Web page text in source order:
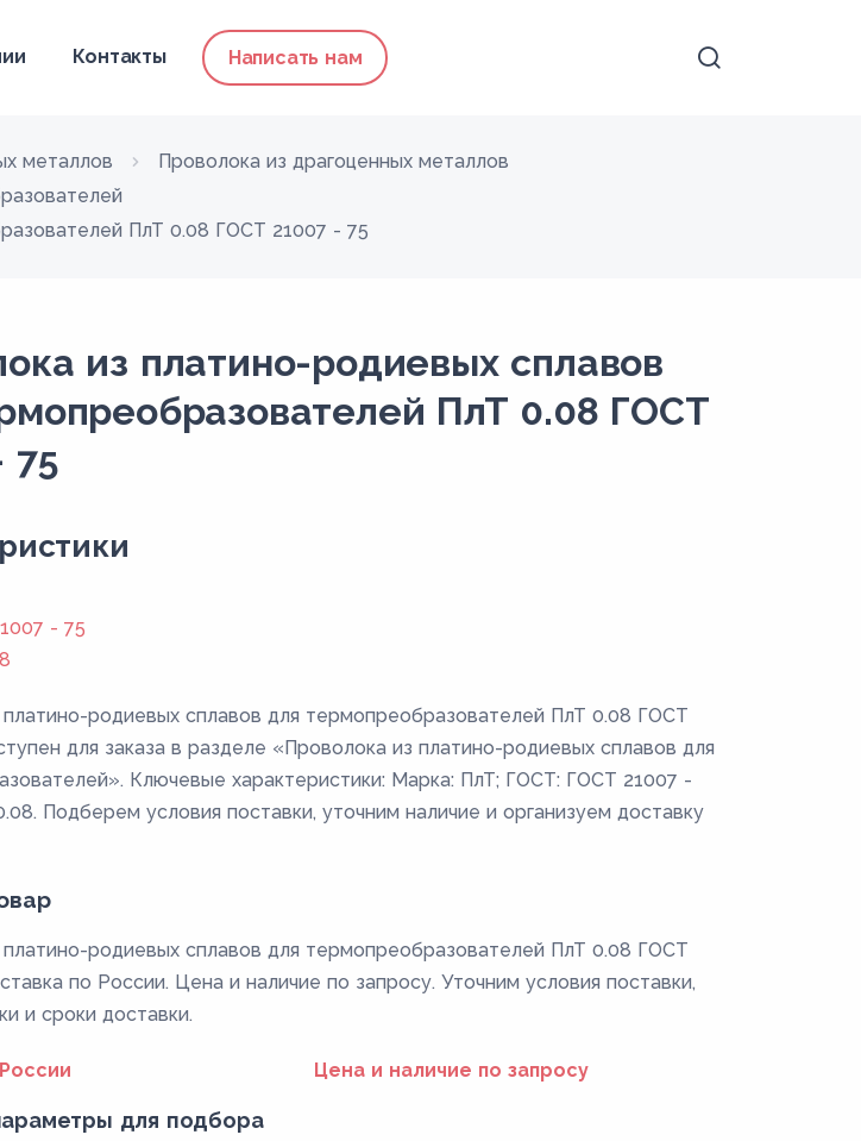
Контакты Написать нам
металлов
Проволока из драгоценных металлов
ПлТ 0.08 ГОСТ 21007 - 75
из платино-родиевых сплавов
ПлТ 0.08 ГОСТ
75
- 75
родиевых сплавов для термопреобразователей ПлТ 0.08 ГОСТ
для заказа в разделе «Проволока из платино-родиевых сплавов для
Ключевые характеристики: Марка: ПлТ; ГОСТ: ГОСТ 21007 -
Подберем условия поставки, уточним наличие и организуем доставку
родиевых сплавов для термопреобразователей ПлТ 0.08 ГОСТ
по России. Цена и наличие по запросу. Уточним условия поставки,
и сроки доставки.
Цена и наличие по запросу
для подбора